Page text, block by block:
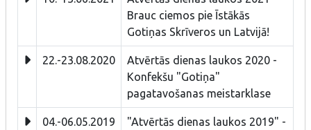
Brauc ciemos pie Īstākās
Gotiņas Skrīveros un Latvijā!
22.-23.08.2020
Atvērtās dienas laukos 2020 -
Konfekšu "Gotiņa"
pagatavošanas meistarklase
04.-06.05.2019
"Atvērtās dienas laukos 2019" -